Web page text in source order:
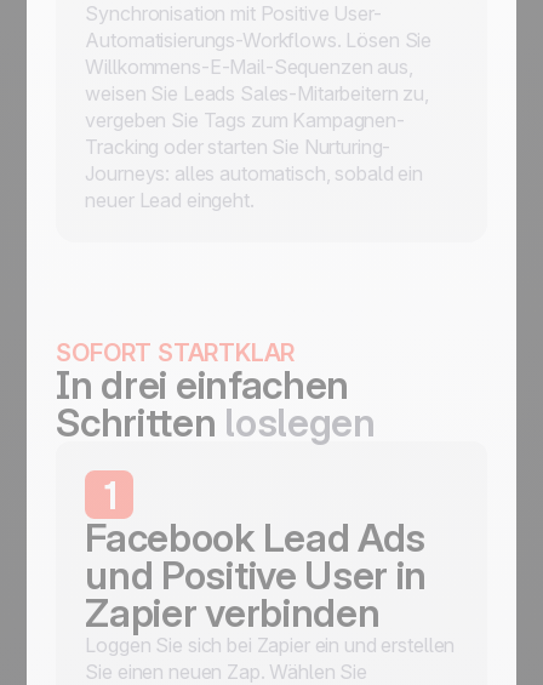
Synchronisation mit Positive User-
Automatisierungs-Workflows. Lösen Sie
Willkommens-E-Mail-Sequenzen aus,
weisen Sie Leads Sales-Mitarbeitern zu,
vergeben Sie Tags zum Kampagnen-
Tracking oder starten Sie Nurturing-
Journeys: alles automatisch, sobald ein
neuer Lead eingeht.
SOFORT STARTKLAR
In drei einfachen
Schritten loslegen
1
Facebook Lead Ads
und Positive User in
Zapier verbinden
Loggen Sie sich bei Zapier ein und erstellen
Sie einen neuen Zap. Wählen Sie